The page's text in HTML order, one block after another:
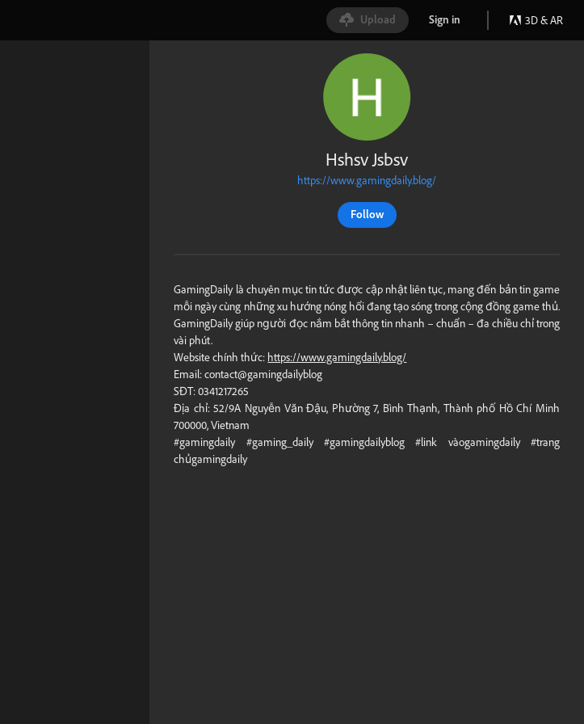
Upload Sign in 3D & AR
Hshsv Jsbsv
https://www.gamingdaily.blog/
Follow
GamingDaily là chuyên mục tin tức được cập nhật liên tục, mang đến bản tin game
mỗi ngày cùng những xu hướng nóng hổi đang tạo sóng trong cộng đồng game thủ.
GamingDaily giúp người đọc nắm bắt thông tin nhanh – chuẩn – đa chiều chỉ trong
vài phút.
Website chính thức: https://www.gamingdaily.blog/
Email: contact@gamingdailyblog
SĐT: 0341217265
Địa chỉ: 52/9A Nguyễn Văn Đậu, Phường 7, Bình Thạnh, Thành phố Hồ Chí Minh
700000, Vietnam
#gamingdaily #gaming_daily #gamingdailyblog #link vàogamingdaily #trang
chủgamingdaily